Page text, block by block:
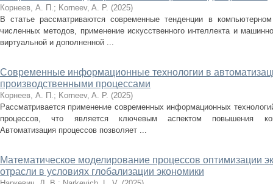
Корнеев, А. П.; Korneev, A. P. (2025)
В статье рассматриваются современные тенденции в
численных методов, применение искусственного интеллекта и
виртуальной и дополненной ...
Современные информационные технологии в
производственными процессами
Корнеев, А. П.; Korneev, A. P. (2025)
Рассматривается применение современных информационных
процессов, что является ключевым аспектом повышения
Автоматизация процессов позволяет ...
Математическое моделирование процессов оптимизации
отрасли в условиях глобализации экономики